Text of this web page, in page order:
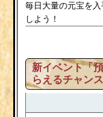
毎日大量の元宝を
しよう！
新イベント「
らえるチャンス